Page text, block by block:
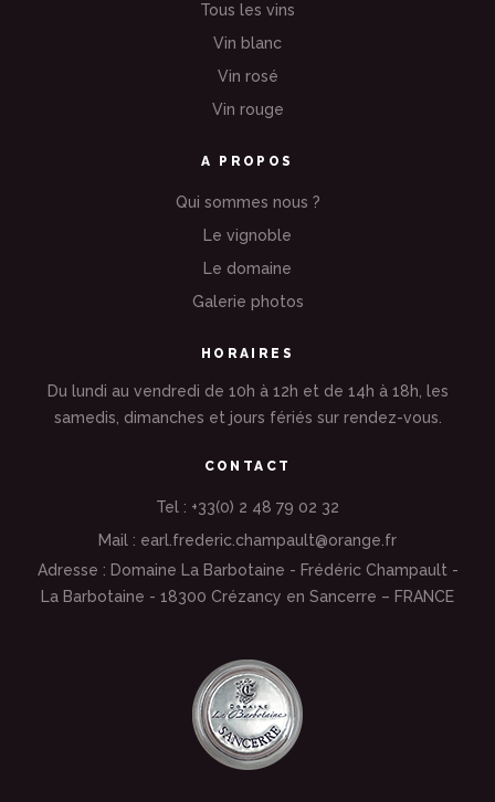
Tous les vins
Vin blanc
Vin rosé
Vin rouge
A PROPOS
Qui sommes nous ?
Le vignoble
Le domaine
Galerie photos
HORAIRES
Du lundi au vendredi de 10h à 12h et de 14h à 18h, les
samedis, dimanches et jours fériés sur rendez-vous.
CONTACT
Tel : +33(0) 2 48 79 02 32
Mail : earl.frederic.champault@orange.fr
Adresse : Domaine La Barbotaine - Frédéric Champault -
La Barbotaine - 18300 Crézancy en Sancerre – FRANCE